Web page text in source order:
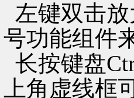
左键双击
号功能组件
长按键盘
上角虚线框